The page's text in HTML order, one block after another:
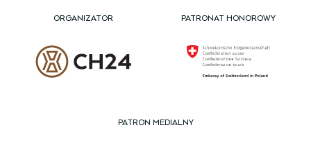
ORGANIZATOR PATRONAT HONOROWY
PATRON MEDIALNY